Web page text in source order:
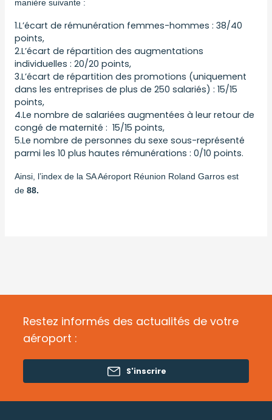
manière suivante :
1.L’écart de rémunération femmes-hommes : 38/40
points,
2.L’écart de répartition des augmentations
individuelles : 20/20 points,
3.L’écart de répartition des promotions (uniquement
dans les entreprises de plus de 250 salariés) : 15/15
points,
4.Le nombre de salariées augmentées à leur retour de
congé de maternité : 15/15 points,
5.Le nombre de personnes du sexe sous-représenté
parmi les 10 plus hautes rémunérations : 0/10 points.
Ainsi, l’index de la SA Aéroport Réunion Roland Garros est
de 88.
Restez informés des actualités de votre
aéroport :
S'inscrire